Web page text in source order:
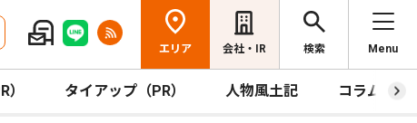
エリア 会社・IR 検索 Menu
タイアップ（PR） 人物風土記 コラム